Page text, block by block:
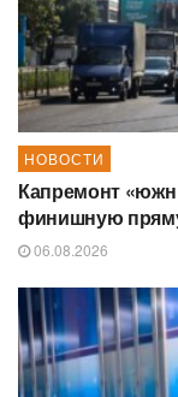
НОВОСТИ
Капремонт
финишную
06.08.2026